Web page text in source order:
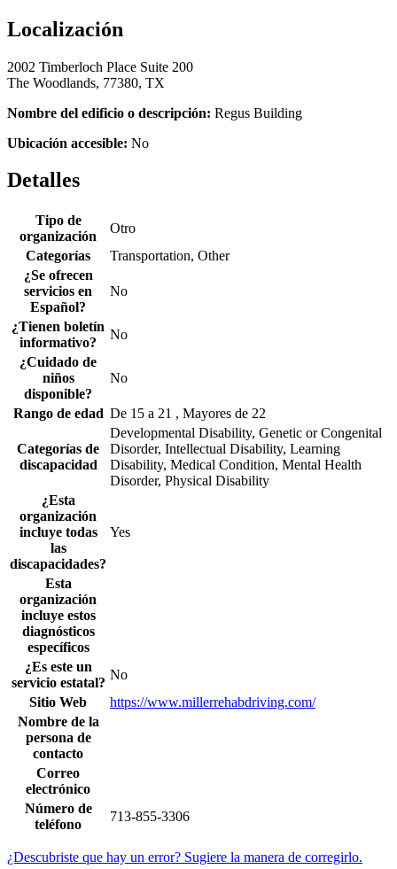
Localización
2002 Timberloch Place Suite 200
The Woodlands, 77380, TX
Nombre del edificio o descripción: Regus Building
Ubicación accesible: No
Detalles
Tipo de
organización
Otro
Categorías
Transportation, Other
¿Se ofrecen
servicios en
Español?
No
¿Tienen boletín
informativo?
No
¿Cuidado de
niños
disponible?
No
Rango de edad De 15 a 21 , Mayores de 22
Categorías de
discapacidad
Developmental Disability, Genetic or Congenital
Disorder, Intellectual Disability, Learning
Disability, Medical Condition, Mental Health
Disorder, Physical Disability
¿Esta
organización
incluye todas
las
discapacidades?
Yes
Esta
organización
incluye estos
diagnósticos
específicos
¿Es este un
servicio estatal?
No
Sitio Web
https://www.millerrehabdriving.com/
Nombre de la
persona de
contacto
Correo
electrónico
Número de
teléfono
713-855-3306
¿Descubriste que hay un error? Sugiere la manera de corregirlo.